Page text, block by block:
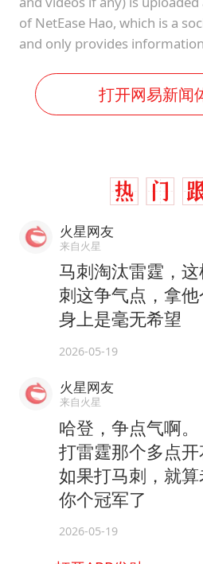
of NetEase Hao, which is a
and only provides
打开网易新闻
火星网友
来自火星
马刺淘汰雷霆，
刺这争气点，拿
身上是毫无希望
2026-05-19
火星网友
来自火星
哈登，争点气啊。
打雷霆那个多点开
如果打马刺，就
你个冠军了
2026-05-19